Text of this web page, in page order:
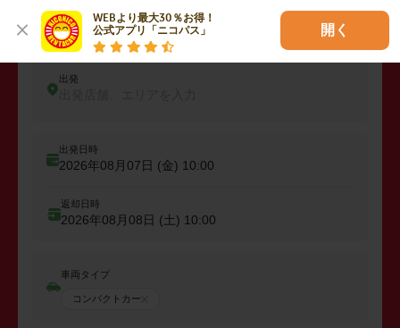
WEBより最大30％お得！
公式アプリ「ニコパス」
開く
レンタカーを予約しよう
出発
出発日時
2026年08月07日 (金) 10:00
返却日時
2026年08月08日 (土) 10:00
車両タイプ
コンパクトカー